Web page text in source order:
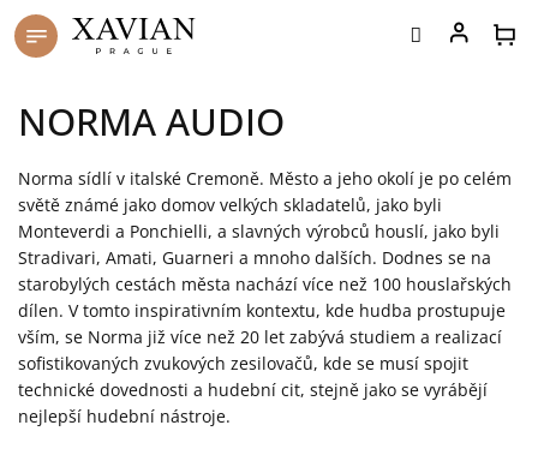
Přejít
na
NORMA AUDIO
Norma sídlí v italské Cremoně. Město a jeho okolí je po celém
světě známé jako domov velkých skladatelů, jako byli
Monteverdi a Ponchielli, a slavných výrobců houslí, jako byli
Stradivari, Amati, Guarneri a mnoho dalších. Dodnes se na
starobylých cestách města nachází více než 100 houslařských
dílen. V tomto inspirativním kontextu, kde hudba prostupuje
vším, se Norma již více než 20 let zabývá studiem a realizací
sofistikovaných zvukových zesilovačů, kde se musí spojit
technické dovednosti a hudební cit, stejně jako se vyrábějí
nejlepší hudební nástroje.